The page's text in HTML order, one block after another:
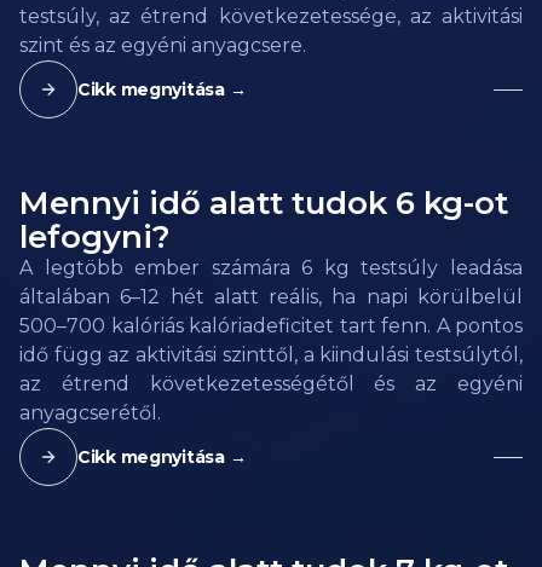
testsúly, az étrend következetessége, az aktivitási
szint és az egyéni anyagcsere.
Cikk megnyitása →
Mennyi idő alatt tudok 6 kg-ot
lefogyni?
A legtöbb ember számára 6 kg testsúly leadása
általában 6–12 hét alatt reális, ha napi körülbelül
500–700 kalóriás kalóriadeficitet tart fenn. A pontos
idő függ az aktivitási szinttől, a kiindulási testsúlytól,
az étrend következetességétől és az egyéni
anyagcserétől.
Cikk megnyitása →